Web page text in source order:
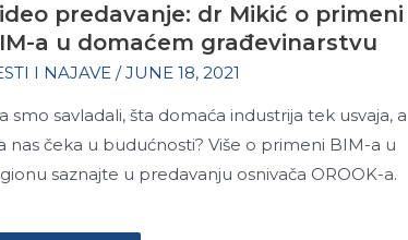
predavanje: dr Mikić o primeni
a u domaćem građevinarstvu
I NAJAVE /JUNE 18, 2021
smo savladali, šta domaća industrija tek usvaja, a
nas čeka u budućnosti? Više o primeni BIM-a u
saznajte u predavanju osnivača OROOK-a.